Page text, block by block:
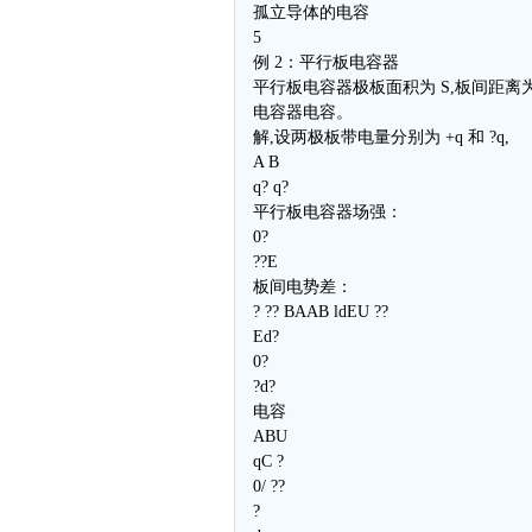
孤立导体的电容
5
例 2：平行板电容器
平行板电容器极板面积为 S,板间距离
电容器电容。
解,设两极板带电量分别为 +q 和 ?q,
A B
q? q?
平行板电容器场强：
0?
??E
板间电势差：
? ?? BAAB ldEU ??
Ed?
0?
?d?
电容
ABU
qC ?
0/ ??
?